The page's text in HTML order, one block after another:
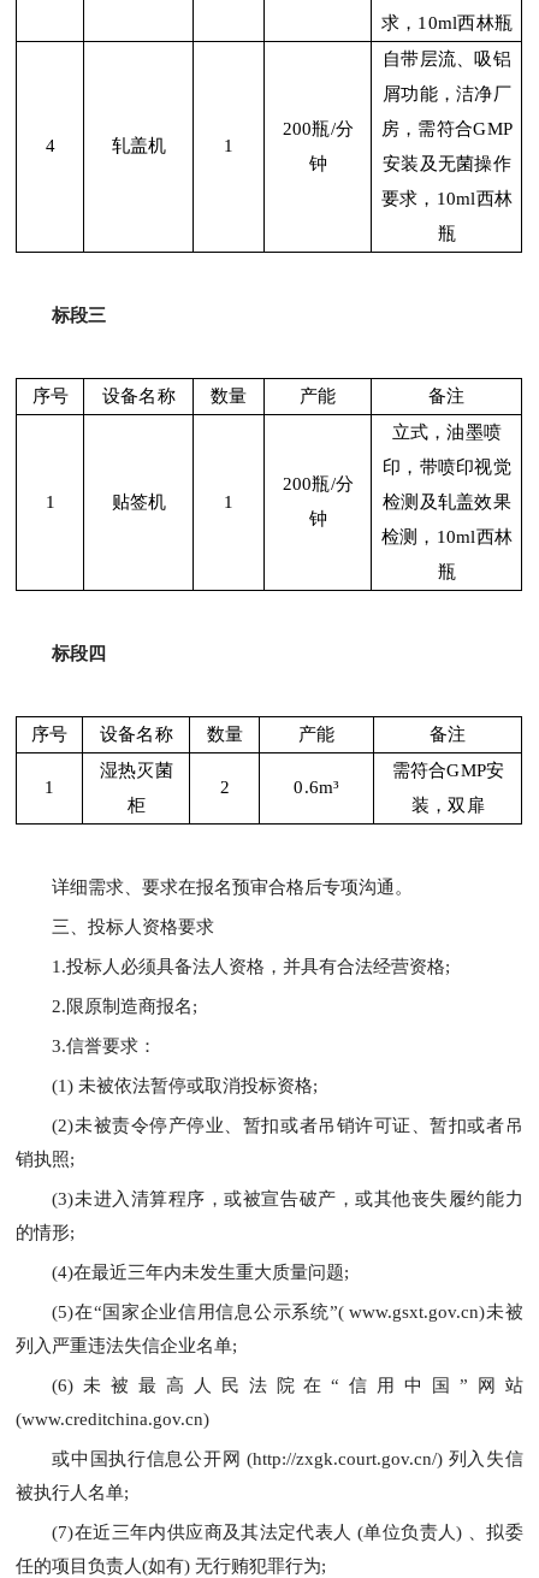
求，10ml西林瓶
4 轧盖机 1
200瓶/分
钟
自带层流、吸铝
屑功能，洁净厂
房，需符合GMP
安装及无菌操作
要求，10ml西林
瓶
标段三
序号 设备名称 数量 产能 备注
1 贴签机 1
200瓶/分
钟
立式，油墨喷
印，带喷印视觉
检测及轧盖效果
检测， 10ml西林
瓶
标段四
序号 设备名称 数量 产能 备注
1
湿热灭菌
柜
2 0.6m³
需符合GMP安
装，双扉
详细需求、要求在报名预审合格后专项沟通。
三、投标人资格要求
1.投标人必须具备法人资格，并具有合法经营资格;
2.限原制造商报名;
3.信誉要求：
(1) 未被依法暂停或取消投标资格;
(2)未被责令停产停业、暂扣或者吊销许可证、暂扣或者吊
销执照;
(3)未进入清算程序，或被宣告破产，或其他丧失履约能力
的情形;
(4)在最近三年内未发生重大质量问题;
(5)在“国家企业信用信息公示系统”( www.gsxt.gov.cn)未被
列入严重违法失信企业名单;
(6)未被最高人民法院在“信用中国”网站
(www.creditchina.gov.cn)
或中国执行信息公开网 (http://zxgk.court.gov.cn/) 列入失信
被执行人名单;
(7)在近三年内供应商及其法定代表人 (单位负责人) 、拟委
任的项目负责人(如有) 无行贿犯罪行为;